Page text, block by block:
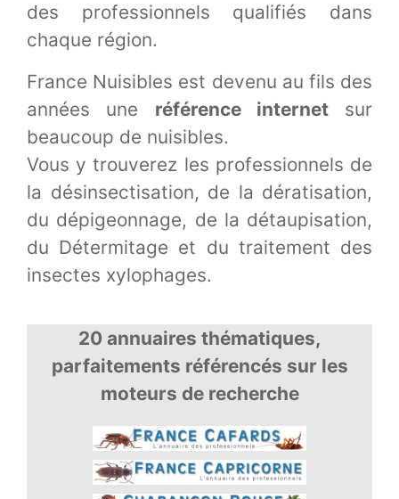
des professionnels qualifiés dans
chaque région.
France Nuisibles est devenu au fils des
années une référence internetsur
beaucoup de nuisibles.
Vous y trouverez les professionnels de
la désinsectisation, de la dératisation,
du dépigeonnage, de la détaupisation,
du Détermitage et du traitement des
insectes xylophages.
20 annuaires thématiques,
parfaitements référencés sur les
moteurs de recherche